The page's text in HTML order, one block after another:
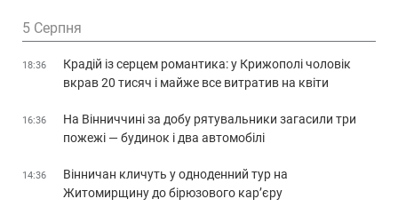
5 Серпня
18:36
Крадій із серцем романтика: у Крижополі чоловік
вкрав 20 тисяч і майже все витратив на квіти
16:36
На Вінниччині за добу рятувальники загасили три
пожежі — будинок і два автомобілі
14:36
Вінничан кличуть у одноденний тур на
Житомирщину до бірюзового кар’єру